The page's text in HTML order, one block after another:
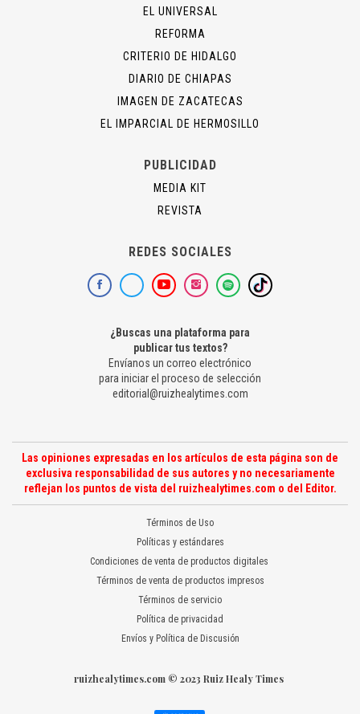
EL UNIVERSAL
REFORMA
CRITERIO DE HIDALGO
DIARIO DE CHIAPAS
IMAGEN DE ZACATECAS
EL IMPARCIAL DE HERMOSILLO
PUBLICIDAD
MEDIA KIT
REVISTA
REDES SOCIALES
¿Buscas una plataforma para
publicar tus textos?
Envíanos un correo electrónico
para iniciar el proceso de selección
editorial@ruizhealytimes.com
Las opiniones expresadas en los artículos de esta página son de
exclusiva responsabilidad de sus autores y no necesariamente
reflejan los puntos de vista del ruizhealytimes.com o del Editor.
Términos de Uso
Políticas y estándares
Condiciones de venta de productos digitales
Términos de venta de productos impresos
Términos de servicio
Política de privacidad
Envíos y Política de Discusión
ruizhealytimes.com © 2023 Ruiz Healy Times